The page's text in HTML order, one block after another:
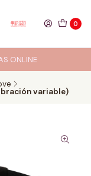
0
ONLINE
variable)